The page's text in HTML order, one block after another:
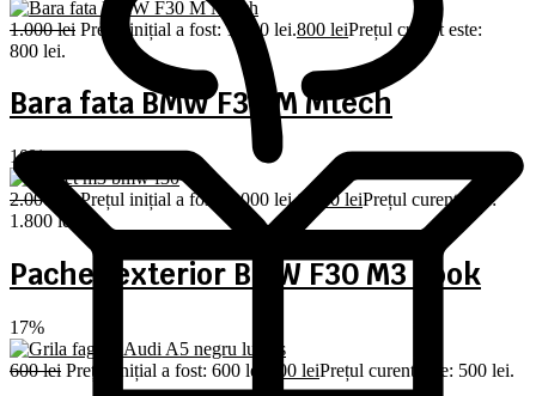
1.000lei Prețul inițial a fost: 1.000 lei.800 leiPrețul curent este:
800 lei.
Bara fata BMW F30 M Mtech
10%
2.000 Prețul inițial a fost: 2.000 lei.1.800leiPrețul curent este:
1.800 lei.
Pachet exterior BMW F30 M3 Look
17%
600lei Prețul inițial a fost: 600 lei. 500 leiPrețul curent este: 500 lei.